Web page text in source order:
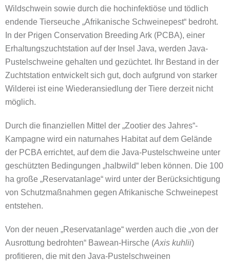
Wildschwein sowie durch die hochinfektiöse und tödlich
endende Tierseuche „Afrikanische Schweinepest“ bedroht.
In der Prigen Conservation Breeding Ark (PCBA), einer
Erhaltungszuchtstation auf der Insel Java, werden Java-
Pustelschweine gehalten und gezüchtet. Ihr Bestand in der
Zuchtstation entwickelt sich gut, doch aufgrund von starker
Wilderei ist eine Wiederansiedlung der Tiere derzeit nicht
möglich.
Durch die finanziellen Mittel der „Zootier des Jahres“-
Kampagne wird ein naturnahes Habitat auf dem Gelände
der PCBA errichtet, auf dem die Java-Pustelschweine unter
geschützten Bedingungen „halbwild“ leben können. Die 100
ha große „Reservatanlage“ wird unter der Berücksichtigung
von Schutzmaßnahmen gegen Afrikanische Schweinepest
entstehen.
Von der neuen „Reservatanlage“ werden auch die „von der
Ausrottung bedrohten“ Bawean-Hirsche (Axis kuhlii)
profitieren, die mit den Java-Pustelschweinen